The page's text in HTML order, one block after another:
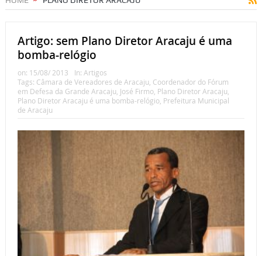
Artigo: sem Plano Diretor Aracaju é uma
bomba-relógio
on: 15/08/ 2013 In: Artigos
Tags: Câmara de Vereadores de Aracaju, Coordenador do Fórum
em Defesa da Grande Aracaju, José Firmo, Plano Diretor Aracaju,
Plano Diretor Aracaju é uma bomba-relógio, Prefeitura Municipal
de Aracaju